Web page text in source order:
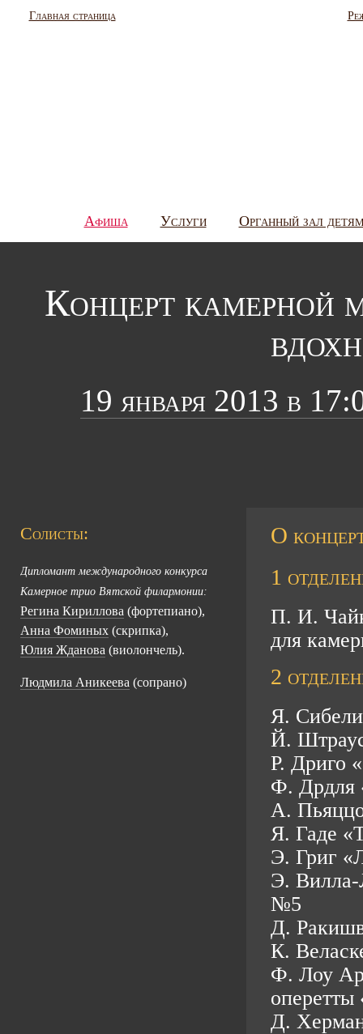
Главная страница
Афиша Услуги Органный зал
Концерт камерной
19 января 2013 в
Солисты:
Дипломант международного конкурса
Камерное трио Вятской филармонии:
Регина Кириллова (фортепиано),
Анна Фоминых(скрипка),
Юлия Жданова (виолончель).
Людмила Аникеева (сопрано)
О
1
П. И.
для
2
Я.
Й.
Р. Дриго
Ф. Дрдля
А.
Я. Гаде
Э. Григ
Э. Вилла-
№5
Д.
К.
Ф. Лоу
оперетты
Д.